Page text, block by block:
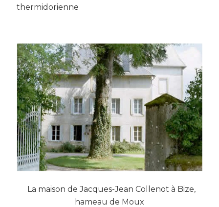
thermidorienne
La maison de Jacques-Jean Collenot à Bize,
hameau de Moux